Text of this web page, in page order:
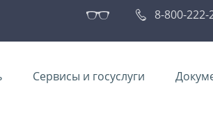
8-800-222-
Сервисы и госуслуги